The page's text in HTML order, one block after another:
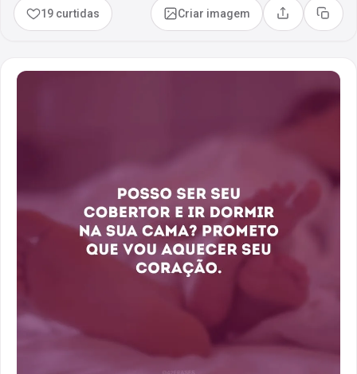
19 curtidas Criar imagem Compartilhar
Copiar